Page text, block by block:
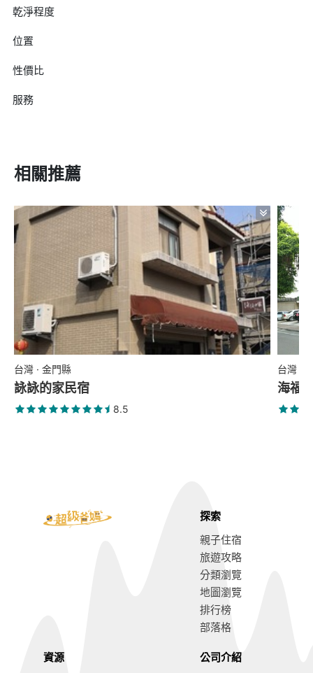
乾淨程度
位置
性價比
服務
相關推薦
台灣 · 金門縣
詠詠的家民宿
8.5
台灣 ·
海福
探索
親子住宿
旅遊攻略
分類瀏覽
地圖瀏覽
排行榜
部落格
資源 公司介紹